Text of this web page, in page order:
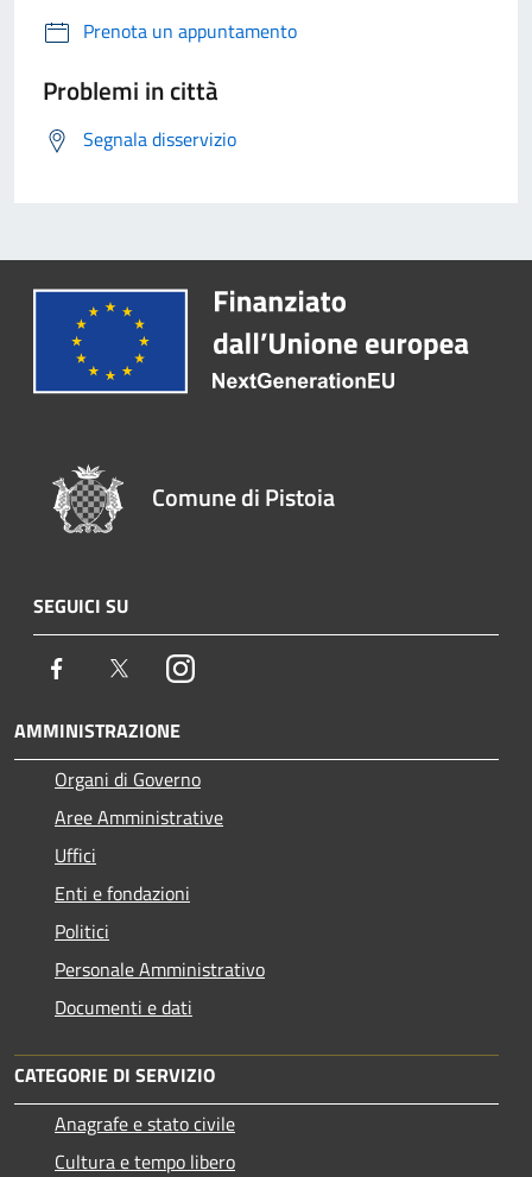
Prenota un appuntamento
Problemi in città
Segnala disservizio
Comune di Pistoia
SEGUICI SU
Facebook TwitterInstagram
AMMINISTRAZIONE
Organi di Governo
Aree Amministrative
Uffici
Enti e fondazioni
Politici
Personale Amministrativo
Documenti e dati
CATEGORIE DI SERVIZIO
Anagrafe e stato civile
Cultura e tempo libero